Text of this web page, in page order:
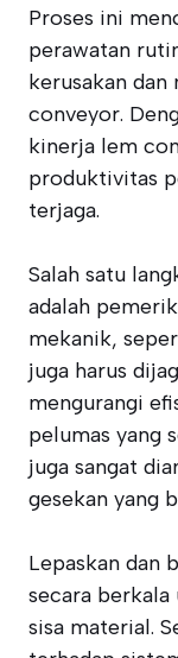
Proses ini
perawatan
kerusakan
conveyor.
kinerja lem
produktivitas
terjaga.
Salah satu
adalah
mekanik,
juga harus
mengurangi
pelumas yang
juga sangat
gesekan yang
Lepaskan dan
secara
sisa material.